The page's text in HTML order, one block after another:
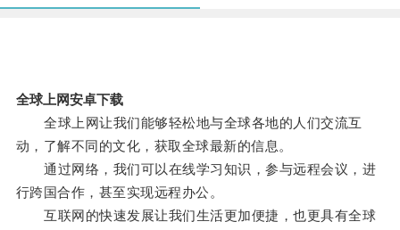
全球上网安卓下载
全球上网让我们能够轻松地与全球各地的人们交流互
动，了解不同的文化，获取全球最新的信息。
通过网络，我们可以在线学习知识，参与远程会议，进
行跨国合作，甚至实现远程办公。
互联网的快速发展让我们生活更加便捷，也更具有全球